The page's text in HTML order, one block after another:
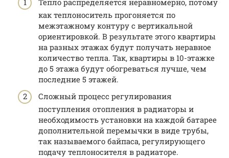
как теплоноситель прогоняется по
межэтажному контуру с вертикальной
ориентировкой. В результате этого квартиры
на разных этажах будут получать неравное
количество тепла. Так, квартиры в 10-этажке
до 5 этажа будут обогреваться лучше, чем
последние 5 этажей.
Сложный процесс регулирования
поступления отопления в радиаторы и
необходимость установки на каждой батарее
дополнительной перемычки в виде трубы,
так называемого байпаса, регулирующего
подачу теплоносителя в радиаторе.